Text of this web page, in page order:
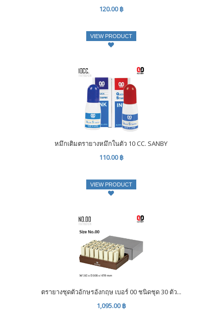
120.00 ฿
VIEW PRODUCT
หมึกเติมตรายางหมึกในตัว 10 CC. SANBY
110.00 ฿
VIEW PRODUCT
ตรายางชุดตัวอักษรอังกฤษ เบอร์ 00 ชนิดชุด 30 ตัว...
1,095.00 ฿